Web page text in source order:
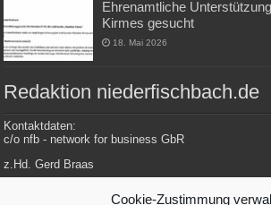
Cookie-Zustimmung
Ehrenamtliche
Kirmes gesucht
18. Mai 2026
Redaktion niederfischbach.de
Kontaktdaten:
c/o nfb - network for business GbR
z.Hd. Gerd Braas